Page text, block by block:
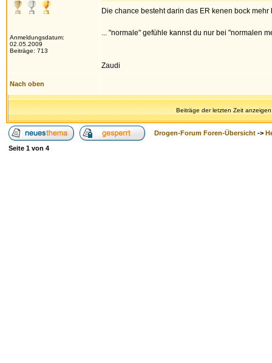
Anmeldungsdatum:
02.05.2009
Beiträge: 713
Die chance besteht darin das ER kenen bock
... "normale" gefühle kannst du nur bei "normalen
Zaudi
Nach oben
Beiträge der letzten Zeit
Drogen-Forum Foren-Übersicht ->
Seite 1 von 4